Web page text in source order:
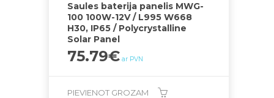
Saules baterija panelis MWG-
100 100W-12V / L995 W668
H30, IP65 / Polycrystalline
Solar Panel
75.79€ ar PVN
PIEVIENOT GROZAM